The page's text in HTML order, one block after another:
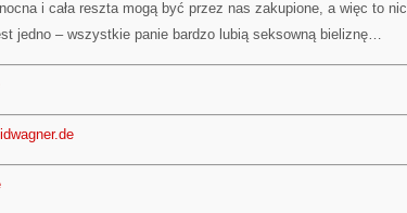
i cała reszta mogą być przez nas zakupione, a więc to nic
jedno – wszystkie panie bardzo lubią seksowną bieliznę…